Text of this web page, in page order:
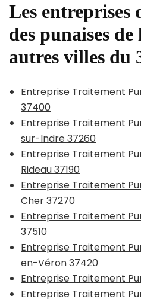
Les entreprises
des punaises
autres villes du
Entreprise Traitement
37400
Entreprise Traitement
sur-Indre 37260
Entreprise Traitement
Rideau 37190
Entreprise Traitement
Cher 37270
Entreprise Traitement
37510
Entreprise Traitement
en-Véron 37420
Entreprise Traitement
Entreprise Traitement